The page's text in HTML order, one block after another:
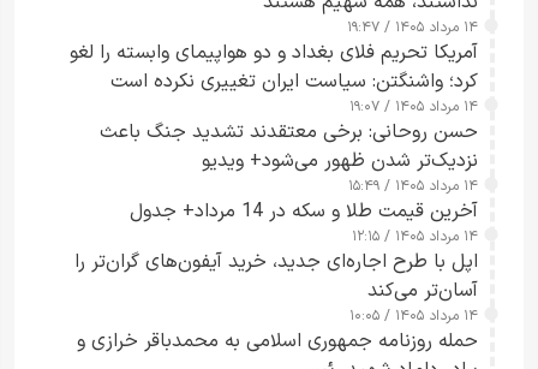
۱۴ مرداد ۱۴۰۵ / ۱۹:۴۷
آمریکا تحریم فلای بغداد و دو هواپیمای وابسته را لغو
کرد؛ واشنگتن: سیاست ایران تغییری نکرده است
۱۴ مرداد ۱۴۰۵ / ۱۹:۰۷
حسن روحانی: برخی معتقدند تشدید جنگ باعث
نزدیک‌تر شدن ظهور می‌شود+ ویدیو
۱۴ مرداد ۱۴۰۵ / ۱۵:۴۹
آخرین قیمت طلا و سکه در 14 مرداد+ جدول
۱۴ مرداد ۱۴۰۵ / ۱۲:۱۵
اپل با طرح اجاره‌ای جدید، خرید آیفون‌های گران‌تر را
آسان‌تر می‌کند
۱۴ مرداد ۱۴۰۵ / ۱۰:۰۵
حمله روزنامه جمهوری اسلامی به محمدباقر خرازی و